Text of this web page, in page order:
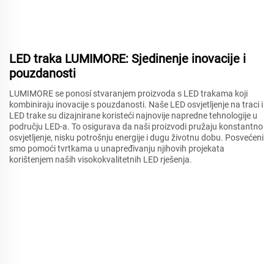
LED traka LUMIMORE: Sjedinenje inovacije i
pouzdanosti
LUMIMORE se ponosí stvaranjem proizvoda s LED trakama koji
kombiniraju inovacije s pouzdanosti. Naše LED osvjetljenje na traci i
LED trake su dizajnirane koristeći najnovije napredne tehnologije u
području LED-a. To osigurava da naši proizvodi pružaju konstantno
osvjetljenje, nisku potrošnju energije i dugu životnu dobu. Posvećeni
smo pomoći tvrtkama u unapređivanju njihovih projekata
korištenjem naših visokokvalitetnih LED rješenja.